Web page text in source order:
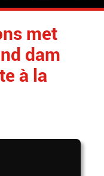
met
dam
à la